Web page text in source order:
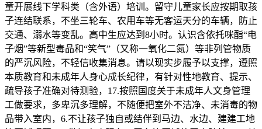
童开展线下学科类（含外语）培训。留守儿童家长应按期取孩
子连结联系，不坐三轮车、农用车等无客运天分的车辆，防止
交通、溺水等变乱。高中生应达到8小时。认识含依托咪酯“电
子烟”等新型毒品和“笑气”（又称一氧化二氮）等非列管物质
的严沉风险，不轻信收集消息。请以现实步履予以支撑，遵照
本质教育和未成年人身心成长纪律，有针对性地教育、提示、
疏导孩子准确对待测验，17.按照国度关于未成年人文身管理
工做要求，多卑沉多理解，不随便把室外不洁净、未消毒的物
品带入室内，6.不让孩子独自或结伴到马边、水边、建建工地